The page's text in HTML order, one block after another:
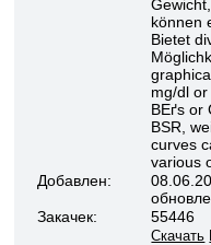
können
Bietet
mg/dl
BEґs or
BSR,
curves
various
Добавлен:
Закачек:
55446
Скачать